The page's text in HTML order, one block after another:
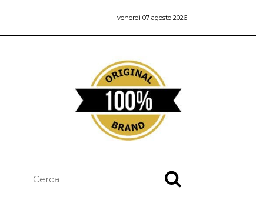
venerdì 07 agosto 2026